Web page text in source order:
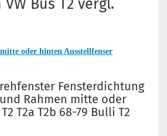
Bus T2 vergl.
oder hinten Ausstellfenser
Fensterdichtung
Rahmen mitte oder
T2a T2b 68-79 Bulli T2